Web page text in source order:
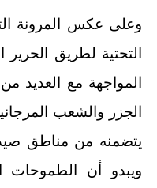
وعلى عكس المرونة
التحتية لطريق
المواجهة مع
الجزر والشعب
يتضمنه من مناطق
ويبدو أن الطموحات